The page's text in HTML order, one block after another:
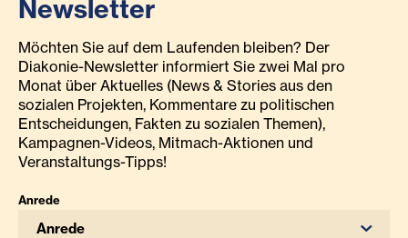
Newsletter
Möchten Sie auf dem Laufenden bleiben? Der
Diakonie-Newsletter informiert Sie zwei Mal pro
Monat über Aktuelles (News & Stories aus den
sozialen Projekten, Kommentare zu politischen
Entscheidungen, Fakten zu sozialen Themen),
Kampagnen-Videos, Mitmach-Aktionen und
Veranstaltungs-Tipps!
Anrede
Anrede